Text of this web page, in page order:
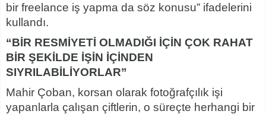
bir freelance iş yapma da söz konusu” ifadelerini
kullandı.
“BİR RESMİYETİ OLMADIĞI İÇİN ÇOK RAHAT
BİR ŞEKİLDE İŞİN İÇİNDEN
SIYRILABİLİYORLAR”
Mahir Çoban, korsan olarak fotoğrafçılık işi
yapanlarla çalışan çiftlerin, o süreçte herhangi bir